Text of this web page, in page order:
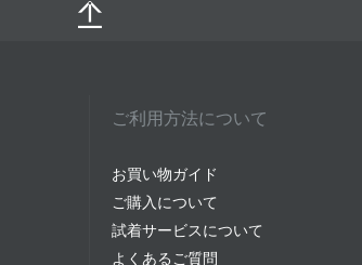
ご利用方法について
お買い物ガイド
ご購入について
試着サービスについて
よくあるご質問